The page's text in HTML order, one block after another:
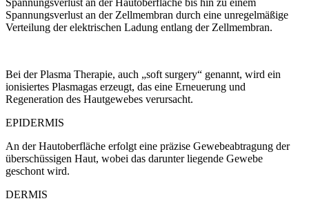
Spannungsverlust an der Zellmembran durch eine unregelmäßige
Verteilung der elektrischen Ladung entlang der Zellmembran.
Bei der Plasma Therapie, auch „soft surgery“ genannt, wird ein
ionisiertes Plasmagas erzeugt, das eine Erneuerung und
Regeneration des Hautgewebes verursacht.
EPIDERMIS
An der Hautoberfläche erfolgt eine präzise Gewebeabtragung der
überschüssigen Haut, wobei das darunter liegende Gewebe
geschont wird.
DERMIS